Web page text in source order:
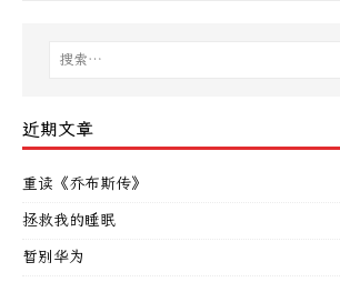
近期文章
重读《乔布斯传》
拯救我的睡眠
暂别华为